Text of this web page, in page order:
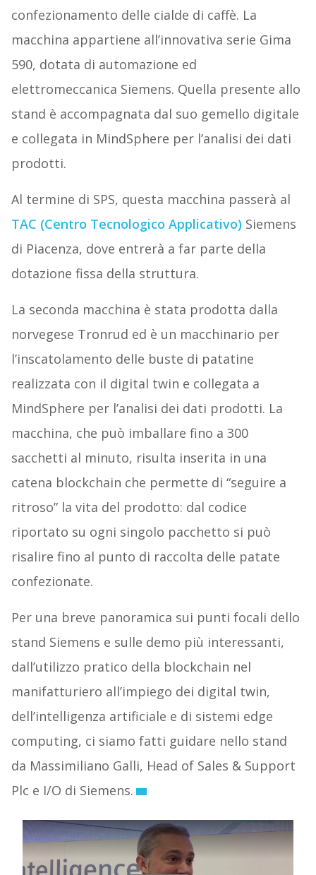
confezionamento delle cialde di caffè. La
macchina appartiene all’innovativa serie Gima
590, dotata di automazione ed
elettromeccanica Siemens. Quella presente allo
stand è accompagnata dal suo gemello digitale
e collegata in MindSphere per l’analisi dei dati
prodotti.
Al termine di SPS, questa macchina passerà al
TAC (Centro Tecnologico Applicativo) Siemens
di Piacenza, dove entrerà a far parte della
dotazione fissa della struttura.
La seconda macchina è stata prodotta dalla
norvegese Tronrud ed è un macchinario per
l’inscatolamento delle buste di patatine
realizzata con il digital twin e collegata a
MindSphere per l’analisi dei dati prodotti. La
macchina, che può imballare fino a 300
sacchetti al minuto, risulta inserita in una
catena blockchain che permette di “seguire a
ritroso” la vita del prodotto: dal codice
riportato su ogni singolo pacchetto si può
risalire fino al punto di raccolta delle patate
confezionate.
Per una breve panoramica sui punti focali dello
stand Siemens e sulle demo più interessanti,
dall’utilizzo pratico della blockchain nel
manifatturiero all’impiego dei digital twin,
dell’intelligenza artificiale e di sistemi edge
computing, ci siamo fatti guidare nello stand
da Massimiliano Galli, Head of Sales & Support
Plc e I/O di Siemens.